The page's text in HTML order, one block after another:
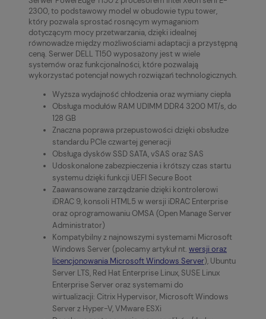
2300, to podstawowy model w obudowie typu tower,
który pozwala sprostać rosnącym wymaganiom
dotyczącym mocy przetwarzania, dzięki idealnej
równowadze między możliwościami adaptacji a przystępną
ceną. Serwer DELL T150 wyposażony jest w wiele
systemów oraz funkcjonalności, które pozwalają
wykorzystać potencjał nowych rozwiązań technologicznych.
Wyższa wydajność chłodzenia oraz wymiany ciepła
Obsługa modułów RAM UDIMM DDR4 3200 MT/s, do
128 GB
Znaczna poprawa przepustowości dzięki obsłudze
standardu PCIe czwartej generacji
Obsługa dysków SSD SATA, vSAS oraz SAS
Udoskonalone zabezpieczenia i krótszy czas startu
systemu dzięki funkcji UEFI Secure Boot
Zaawansowane zarządzanie dzięki kontrolerowi
iDRAC 9, konsoli HTML5 w wersji iDRAC Enterprise
oraz oprogramowaniu OMSA (Open Manage Server
Administrator)
Kompatybilny z najnowszymi systemami Microsoft
Windows Server (polecamy artykuł nt. wersji oraz
licencjonowania Microsoft Windows Server), Ubuntu
Server LTS, Red Hat Enterprise Linux, SUSE Linux
Enterprise Server oraz systemami do
wirtualizacji: Citrix Hypervisor, Microsoft Windows
Server z Hyper-V, VMware ESXi